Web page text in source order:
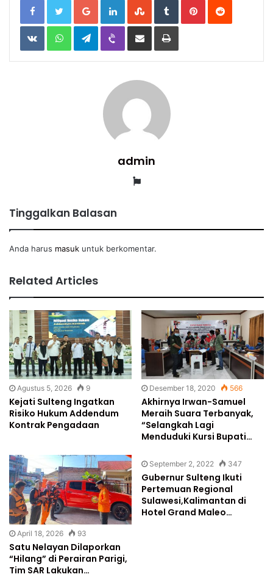
VKontakteWhatsAppTelegramViber Share
Email
Print
admin
Website
Tinggalkan Balasan
Anda harus masuk untuk berkomentar.
Related Articles
Agustus 5, 2026 9
Kejati Sulteng Ingatkan
Risiko Hukum Addendum
Kontrak Pengadaan
Desember 18, 2020 566
Akhirnya Irwan-Samuel
Meraih Suara Terbanyak,
“Selangkah Lagi
Menduduki Kursi Bupati…
April 18, 2026 93
Satu Nelayan Dilaporkan
“Hilang” di Perairan Parigi,
Tim SAR Lakukan…
September 2, 2022 347
Gubernur Sulteng Ikuti
Pertemuan Regional
Sulawesi,Kalimantan di
Hotel Grand Maleo…